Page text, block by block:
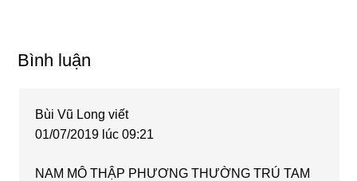
Reader
Bình luận
Bùi Vũ Long viết
01/07/2019 lúc 09:21
NAM MÔ THẬP PHƯƠNG THƯỜNG TRÚ TAM